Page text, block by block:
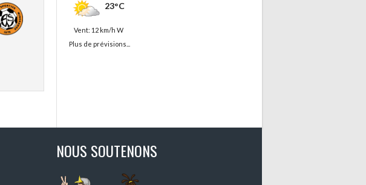
23°C
Vent: 12 km/h W
Plus de prévisions...
NOUS SOUTENONS